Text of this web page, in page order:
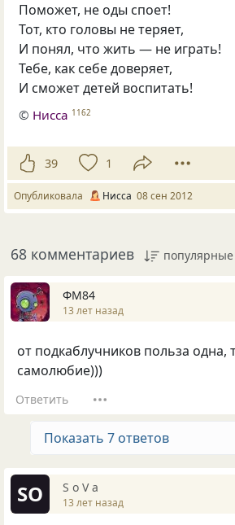
Поможет, не оды споет!
Тот, кто головы не теряет,
И понял, что жить — не играть!
Тебе, как себе доверяет,
И сможет детей воспитать!
© Нисса 1162
39 1
Опубликовала Нисса 08 сен 2012
68 комментариев популярные
ФМ84
13 лет назад
от подкаблучников польза одна,
самолюбие)))
Ответить
Показать 7 ответов
SO S o V a
13 лет назад